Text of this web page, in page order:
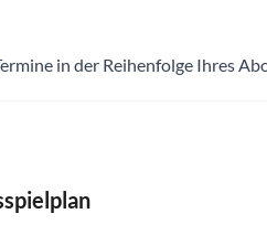
in der Reihenfolge Ihres